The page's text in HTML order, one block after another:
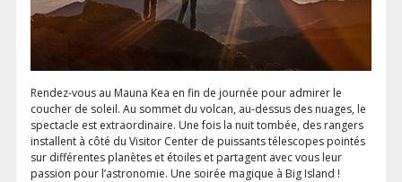
Rendez-vous au Mauna Kea en fin de journée pour admirer le
coucher de soleil. Au sommet du volcan, au-dessus des nuages, le
spectacle est extraordinaire. Une fois la nuit tombée, des rangers
installent à côté du Visitor Center de puissants télescopes pointés
sur différentes planètes et étoiles et partagent avec vous leur
passion pour l’astronomie. Une soirée magique à Big Island !